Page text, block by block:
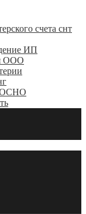
счета снт
ИП
ООО
ОСНО